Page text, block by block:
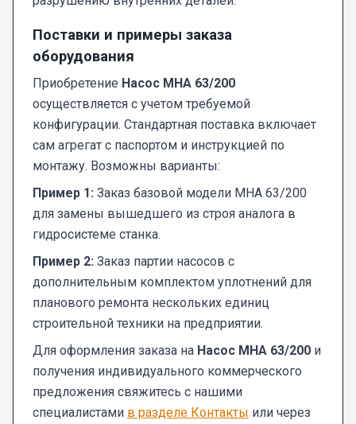
Поставки и примеры заказа
оборудования
Приобретение Насос МНА 63/200
осуществляется с учетом требуемой
конфигурации. Стандартная поставка включает
сам агрегат с паспортом и инструкцией по
монтажу. Возможны варианты:
Пример 1: Заказ базовой модели МНА 63/200
для замены вышедшего из строя аналога в
гидросистеме станка.
Пример 2: Заказ партии насосов с
дополнительным комплектом уплотнений для
планового ремонта нескольких единиц
строительной техники на предприятии.
Для оформления заказа на Насос МНА 63/200 и
получения индивидуального коммерческого
предложения свяжитесь с нашими
специалистами в разделе Контакты или через